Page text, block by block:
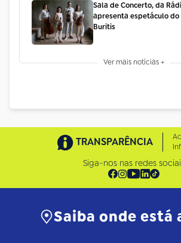
Sala de Concerto, da
apresenta espetáculo
Buritis
Ver mais notícias +
TRANSPARÊNCIA
Siga-nos nas redes
Saiba onde está